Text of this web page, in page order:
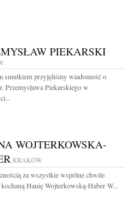
PIEKARSKI
smutkiem przyjęliśmy wiadomość o
Przemysława Piekarskiego w
WOJTERKOWSKA-
KRAKÓW
za wszystkie wspólne chwile
Hanię Wojterkowską-Haber W...